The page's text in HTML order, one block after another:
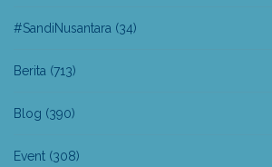
#SandiNusantara (34)
Berita (713)
Blog (390)
Event (308)